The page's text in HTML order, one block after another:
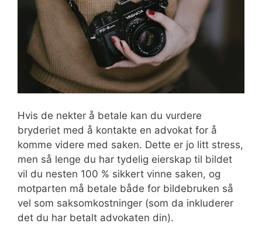
Hvis de nekter å betale kan du vurdere
bryderiet med å kontakte en advokat for å
komme videre med saken. Dette er jo litt stress,
men så lenge du har tydelig eierskap til bildet
vil du nesten 100 % sikkert vinne saken, og
motparten må betale både for bildebruken så
vel som saksomkostninger (som da inkluderer
det du har betalt advokaten din).